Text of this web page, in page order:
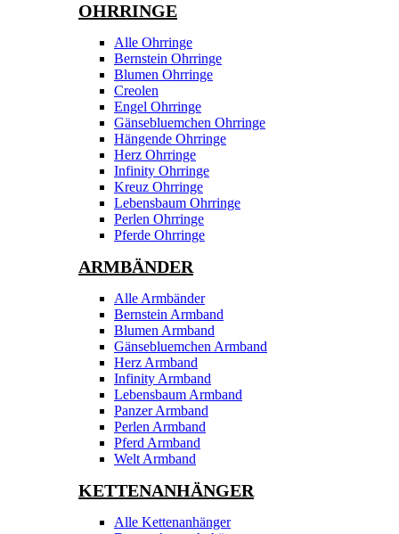
OHRRINGE
Alle Ohrringe
Bernstein Ohrringe
Blumen Ohrringe
Creolen
Engel Ohrringe
Gänsebluemchen Ohrringe
Hängende Ohrringe
Herz Ohrringe
Infinity Ohrringe
Kreuz Ohrringe
Lebensbaum Ohrringe
Perlen Ohrringe
Pferde Ohrringe
ARMBÄNDER
Alle Armbänder
Bernstein Armband
Blumen Armband
Gänsebluemchen Armband
Herz Armband
Infinity Armband
Lebensbaum Armband
Panzer Armband
Perlen Armband
Pferd Armband
Welt Armband
KETTENANHÄNGER
Alle Kettenanhänger